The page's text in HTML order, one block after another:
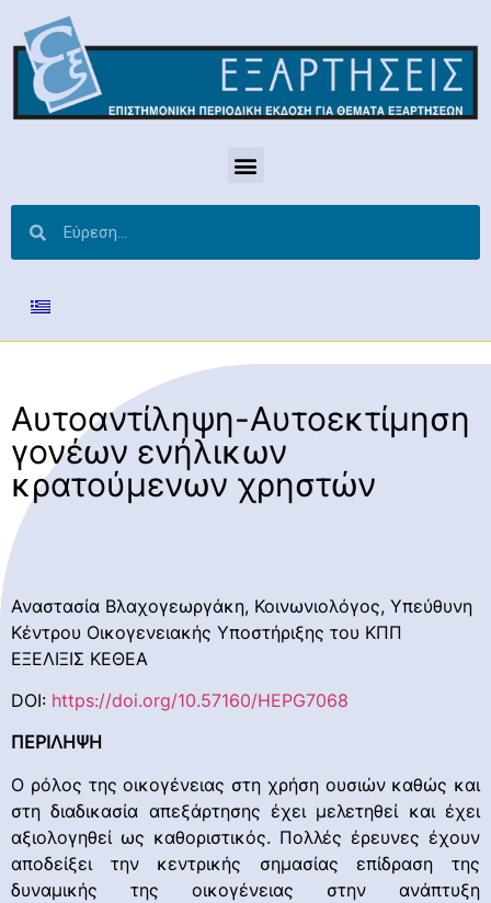
Αυτοαντίληψη-Αυτοεκτίμηση
γονέων ενήλικων
κρατούμενων χρηστών
Αναστασία Βλαχογεωργάκη, Κοινωνιολόγος, Υπεύθυνη
Κέντρου Οικογενειακής Υποστήριξης του ΚΠΠ
ΕΞΕΛΙΞΙΣ ΚΕΘΕΑ
DOI: https://doi.org/10.57160/HEPG7068
ΠΕΡΙΛΗΨΗ
Ο ρόλος της οικογένειας στη χρήση ουσιών καθώς και
στη διαδικασία απεξάρτησης έχει μελετηθεί και έχει
αξιολογηθεί ως καθοριστικός. Πολλές έρευνες έχουν
αποδείξει την κεντρικής σημασίας επίδραση της
δυναμικής της οικογένειας στην ανάπτυξη